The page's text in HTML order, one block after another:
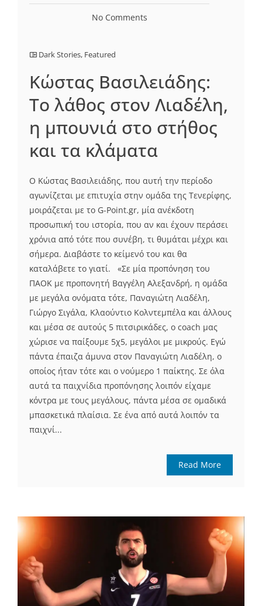
No Comments
Dark Stories, Featured
Κώστας Βασιλειάδης:
Το λάθος στον Λιαδέλη,
η μπουνιά στο στήθος
και τα κλάματα
Ο Κώστας Βασιλειάδης, που αυτή την περίοδο
αγωνίζεται με επιτυχία στην ομάδα της Τενερίφης,
μοιράζεται με το G-Point.gr, μία ανέκδοτη
προσωπική του ιστορία, που αν και έχουν περάσει
χρόνια από τότε που συνέβη, τι θυμάται μέχρι και
σήμερα. Διαβάστε το κείμενό του και θα
καταλάβετε το γιατί. «Σε μία προπόνηση του
ΠΑΟΚ με προπονητή Βαγγέλη Αλεξανδρή, η ομάδα
με μεγάλα ονόματα τότε, Παναγιώτη Λιαδέλη,
Γιώργο Σιγάλα, Κλαούντιο Κολντεμπέλα και άλλους
και μέσα σε αυτούς 5 πιτσιρικάδες, ο coach μας
χώρισε να παίξουμε 5χ5, μεγάλοι με μικρούς. Εγώ
πάντα έπαιζα άμυνα στον Παναγιώτη Λιαδέλη, ο
οποίος ήταν τότε και ο νούμερο 1 παίκτης. Σε όλα
αυτά τα παιχνίδια προπόνησης λοιπόν είχαμε
κόντρα με τους μεγάλους, πάντα μέσα σε ομαδικά
μπασκετικά πλαίσια. Σε ένα από αυτά λοιπόν τα
παιχνί...
Read More